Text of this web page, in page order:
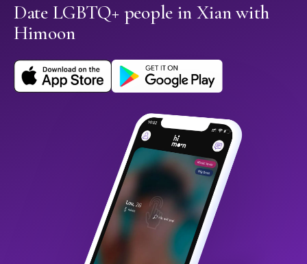
Date LGBTQ+ people in Xian with
Himoon